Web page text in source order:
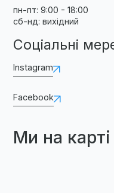
пн-пт: 9:00 - 18:00
сб-нд: вихідний
Соціальні
Instagram
Facebook
Ми на карті